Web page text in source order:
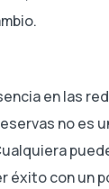
en las
no es
éxito con un